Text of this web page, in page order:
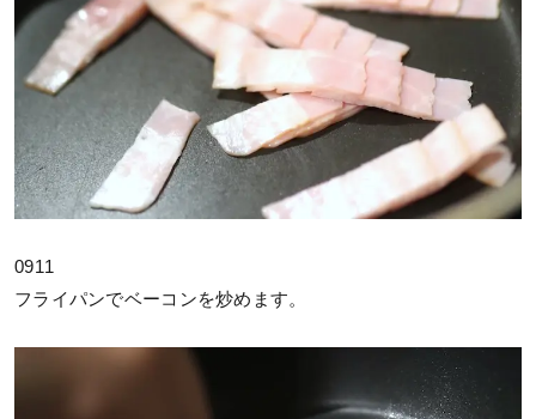
0911
フライパンでベーコンを炒めます。